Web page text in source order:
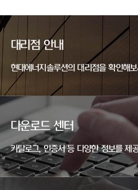
대리점 안내
현대에너지솔루션의 대리점을 확인해
다운로드 센터
카탈로그, 인증서 등 다양한 정보를 제